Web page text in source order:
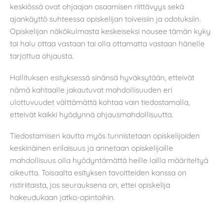
keskiössä ovat ohjaajan osaamisen riittävyys sekä
ajankäyttö suhteessa opiskelijan toiveisiin ja odotuksiin.
Opiskelijan näkökulmasta keskeiseksi nousee tämän kyky
tai halu ottaa vastaan tai olla ottamatta vastaan hänelle
tarjottua ohjausta.
Hallituksen esityksessä sinänsä hyväksytään, etteivät
nämä kahtaalle jakautuvat mahdollisuuden eri
ulottuvuudet välttämättä kohtaa vain tiedostamalla,
etteivät kaikki hyödynnä ohjausmahdollisuutta.
Tiedostamisen kautta myös tunnistetaan opiskelijoiden
keskinäinen erilaisuus ja annetaan opiskelijoille
mahdollisuus olla hyödyntämättä heille lailla määriteltyä
oikeutta. Toisaalta esityksen tavoitteiden kanssa on
ristiriitaista, jos seurauksena on, ettei opiskelija
hakeudukaan jatko-opintoihin.